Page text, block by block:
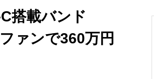
搭載バンド
ァンで360万円